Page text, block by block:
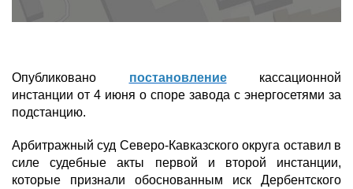
Опубликовано постановлениекассационной
инстанции от 4 июня о споре завода с энергосетями за
подстанцию.
Арбитражный суд Северо-Кавказского округа оставил в
силе судебные акты первой и второй инстанции,
которые признали обоснованным иск Дербентского